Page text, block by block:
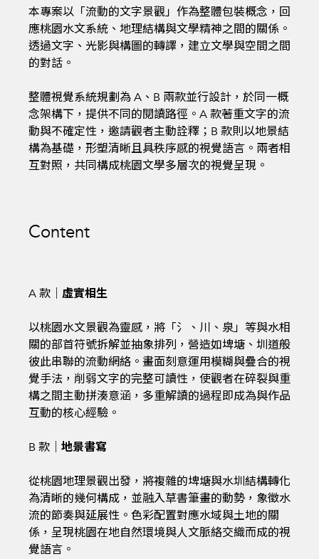
本專案以「流動的文字景觀」作為整體包裝概念，回
應桃園水文系統、地理結構與文學精神之間的關係。
透過文字、光影與構圖的轉譯，建立文學與空間之間
的對話。
整體視覺系統規劃為 A、B 兩款並行設計，於同一概
念架構下，提供不同的閱讀路徑。A 款著重文字的流
動與不確定性，邀請觀者主動詮釋；B 款則以地景結
構為基礎，形塑清晰且具秩序感的視覺語言。兩者相
互對照，共同構成桃園文學多層次的視覺呈現。
Content
A 款｜ 虛實相生
以桃園水文景觀為靈感，將「氵、川、泉」等與水相
關的部首符號拆解並抽象排列，營造如埤塘、圳道般
彼此串聯的流動網絡。畫面刻意運用模糊與疊合的視
覺手法，削弱文字的完整可讀性，使觀者在碎裂與重
構之間主動拼湊意涵，多重解讀的過程即成為與作品
互動的核心經驗。
B 款｜ 地景書寫
從桃園地理景觀出發，將複雜的埤塘與水圳結構轉化
為清晰的幾何構成，並融入草書筆畫的動勢，象徵水
流的節奏與延展性。色彩配置對應水域與土地的關
係，呈現桃園在地自然環境與人文脈絡交織而成的視
覺語言。